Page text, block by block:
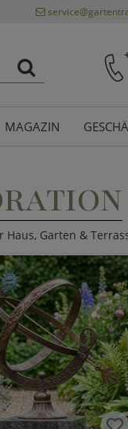
MAGAZIN
Garten &